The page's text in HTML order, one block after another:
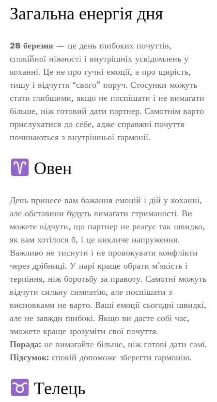
Загальна енергія дня
28 березня — це день глибоких почуттів,
спокійної ніжності і внутрішніх усвідомлень у
коханні. Це не про гучні емоції, а про щирість,
тишу і відчуття “свого” поруч. Стосунки можуть
стати глибшими, якщо не поспішати і не вимагати
більше, ніж готовий дати партнер. Самотнім варто
прислухатися до себе, адже справжні почуття
починаються з внутрішньої гармонії.
Овен
День принесе вам бажання емоцій і дій у коханні,
але обставини будуть вимагати стриманості. Ви
можете відчути, що партнер не реагує так швидко,
як вам хотілося б, і це викличе напруження.
Важливо не тиснути і не провокувати конфлікти
через дрібниці. У парі краще обрати м’якість і
терпіння, ніж боротьбу за правоту. Самотні можуть
відчути сильну симпатію, але поспішати з
висновками не варто. Ваші емоції сьогодні швидкі,
але не завжди глибокі. Якщо ви дасте собі час,
зможете краще зрозуміти свої почуття.
Порада: не вимагайте більше, ніж готові дати самі.
Підсумок: спокій допоможе зберегти гармонію.
Телець